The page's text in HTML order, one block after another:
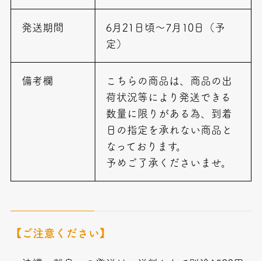
発送期間
6月21日頃～7月10日（予
定）
備考欄
こちらの商品は、商品の出
荷状況等により発送できる
数量に限りがある為、到着
日の指定を承れない商品と
なっております。
予めご了承くださいませ。
【ご注意ください】